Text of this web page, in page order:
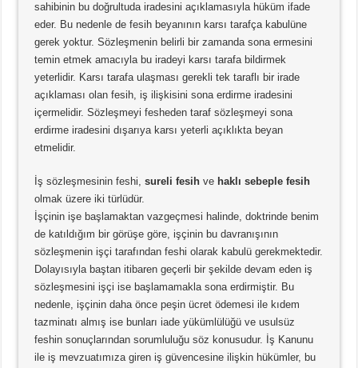
sahibinin bu doğrultuda iradesini açıklamasıyla hüküm ifade
eder. Bu nedenle de fesih beyanının karsı tarafça kabulüne
gerek yoktur. Sözleşmenin belirli bir zamanda sona ermesini
temin etmek amacıyla bu iradeyi karsı tarafa bildirmek
yeterlidir. Karsı tarafa ulaşması gerekli tek taraflı bir irade
açıklaması olan fesih, iş ilişkisini sona erdirme iradesini
içermelidir. Sözleşmeyi fesheden taraf sözleşmeyi sona
erdirme iradesini dışarıya karsı yeterli açıklıkta beyan
etmelidir.
İş sözleşmesinin feshi,sureli fesih ve haklı sebeple fesih
olmak üzere iki türlüdür.
İşçinin işe başlamaktan vazgeçmesi halinde, doktrinde benim
de katıldığım bir görüşe göre, işçinin bu davranışının
sözleşmenin işçi tarafından feshi olarak kabulü gerekmektedir.
Dolayısıyla baştan itibaren geçerli bir şekilde devam eden iş
sözleşmesini işçi ise başlamamakla sona erdirmiştir. Bu
nedenle, işçinin daha önce peşin ücret ödemesi ile kıdem
tazminatı almış ise bunları iade yükümlülüğü ve usulsüz
feshin sonuçlarından sorumluluğu söz konusudur. İş Kanunu
ile iş mevzuatımıza giren iş güvencesine ilişkin hükümler, bu